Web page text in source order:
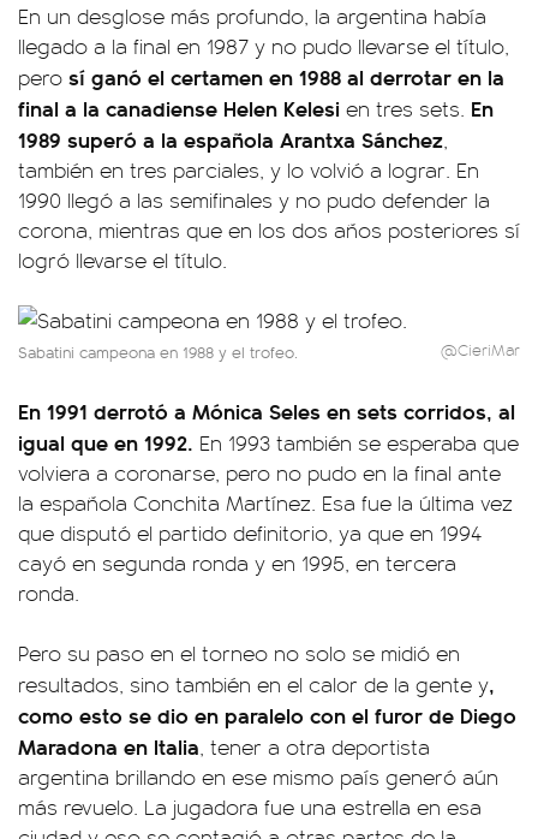
En un desglose más profundo, la argentina había
llegado a la final en 1987 y no pudo llevarse el título,
pero sí ganó el certamen en 1988 al derrotar en la
final a la canadiense Helen Kelesi en tres sets. En
1989 superó a la española Arantxa Sánchez,
también en tres parciales, y lo volvió a lograr. En
1990 llegó a las semifinales y no pudo defender la
corona, mientras que en los dos años posteriores sí
logró llevarse el título.
Sabatini campeona en 1988 y el trofeo. @CieriMar
En 1991 derrotó a Mónica Seles en sets corridos, al
igual que en 1992. En 1993 también se esperaba que
volviera a coronarse, pero no pudo en la final ante
la española Conchita Martínez. Esa fue la última vez
que disputó el partido definitorio, ya que en 1994
cayó en segunda ronda y en 1995, en tercera
ronda.
Pero su paso en el torneo no solo se midió en
resultados, sino también en el calor de la gente y,
como esto se dio en paralelo con el furor de Diego
Maradona en Italia, tener a otra deportista
argentina brillando en ese mismo país generó aún
más revuelo. La jugadora fue una estrella en esa